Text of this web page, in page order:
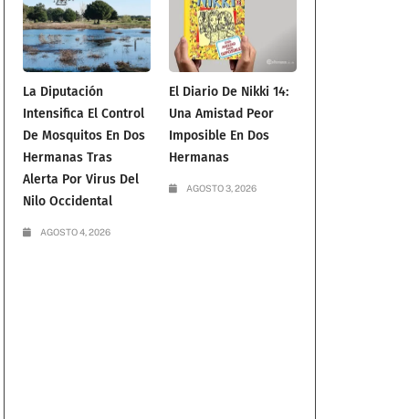
La Diputación
Intensifica El Control
De Mosquitos En Dos
Hermanas Tras
Alerta Por Virus Del
Nilo Occidental
AGOSTO 4, 2026
El Diario De Nikki 14:
Una Amistad Peor
Imposible En Dos
Hermanas
AGOSTO 3, 2026